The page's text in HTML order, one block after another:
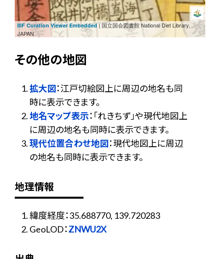
IIIF Curation Viewer Embedded| 国立国会図書館 National Diet Library,
JAPAN
その他の地図
拡大図：江戸切絵図上に周辺の地名も同
時に表示できます。
地名マップ表示：「れきちず」や現代地図上
に周辺の地名も同時に表示できます。
現代位置合わせ地図：現代地図上に周辺
の地名も同時に表示できます。
地理情報
緯度経度：35.688770, 139.720283
GeoLOD：ZNWU2X